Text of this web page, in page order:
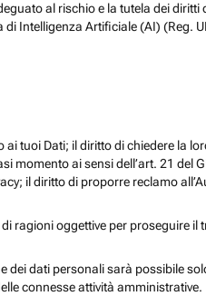
al rischio e la tutela dei diritti
Intelligenza Artificiale (AI) (Reg.
tuoi Dati; il diritto di chiedere la
momento ai sensi dell’art. 21 del
il diritto di proporre reclamo
ragioni oggettive per proseguire
dati personali sarà possibile
connesse attività amministrative.